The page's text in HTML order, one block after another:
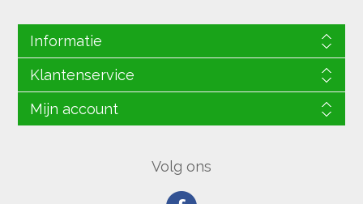
Informatie
Klantenservice
Mijn account
Volg ons